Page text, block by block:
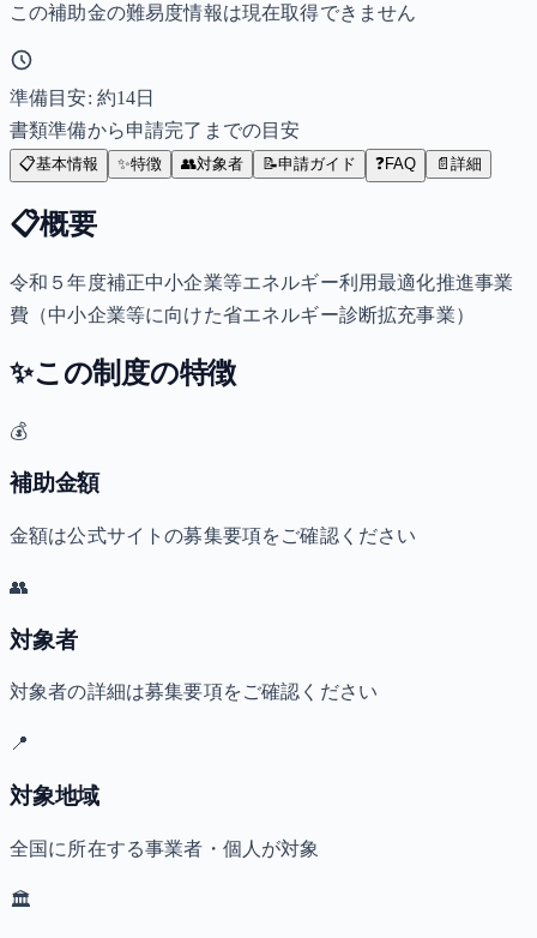
この補助金の難易度情報は現在取得できません
準備目安: 約14日
書類準備から申請完了までの目安
📋基本情報 ✨特徴 👥対象者 📝申請ガイド ❓FAQ 📄 詳細
📋概要
令和５年度補正中小企業等エネルギー利用最適化推進事業
費（中小企業等に向けた省エネルギー診断拡充事業）
✨この制度の特徴
💰
補助金額
金額は公式サイトの募集要項をご確認ください
👥
対象者
対象者の詳細は募集要項をご確認ください
📍
対象地域
全国に所在する事業者・個人が対象
🏛️